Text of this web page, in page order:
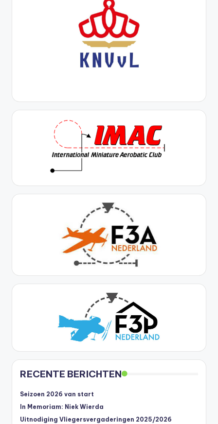
RECENTE BERICHTEN
Seizoen 2026 van start
In Memoriam: Niek Wierda
Uitnodiging Vliegersvergaderingen 2025/2026